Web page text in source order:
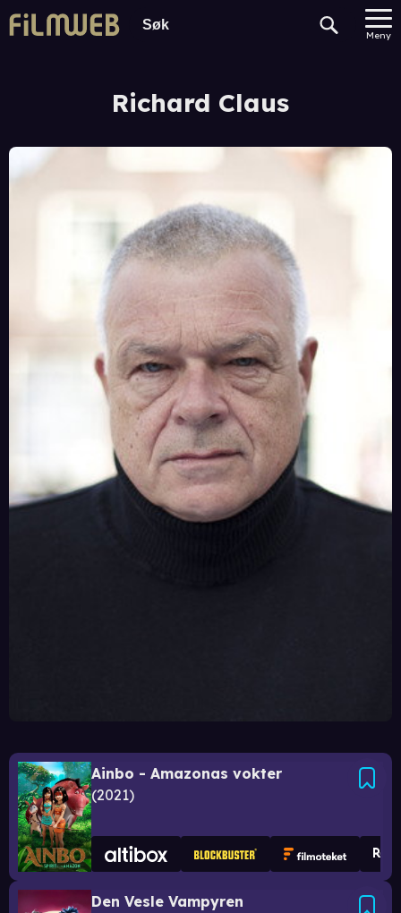
Meny
Richard Claus
Ainbo - Amazonas vokter
2021
Den Vesle Vampyren